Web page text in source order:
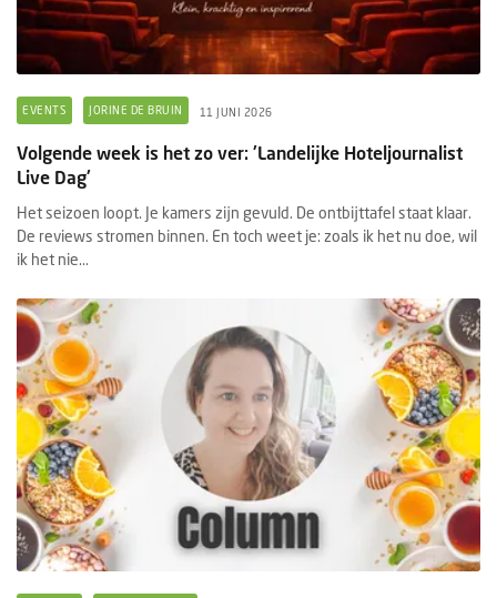
EVENTS JORINE DE BRUIN 11 JUNI 2026
Volgende week is het zo ver: 'Landelijke Hoteljournalist
Live Dag'
Het seizoen loopt. Je kamers zijn gevuld. De ontbijttafel staat klaar.
De reviews stromen binnen. En toch weet je: zoals ik het nu doe, wil
ik het nie...